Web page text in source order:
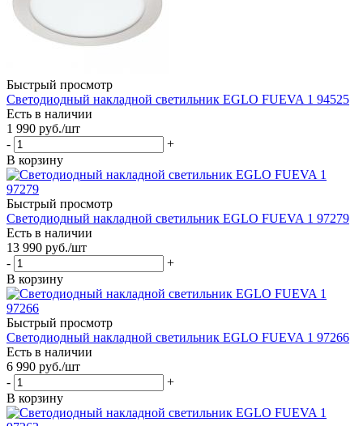
Быстрый просмотр
Светодиодный накладной светильник EGLO FUEVA 1 94525
Есть в наличии
1 990 руб./шт
-
+
В корзину
Быстрый просмотр
Светодиодный накладной светильник EGLO FUEVA 1 97279
Есть в наличии
13 990 руб./шт
-
+
В корзину
Быстрый просмотр
Светодиодный накладной светильник EGLO FUEVA 1 97266
Есть в наличии
6 990 руб./шт
-
+
В корзину